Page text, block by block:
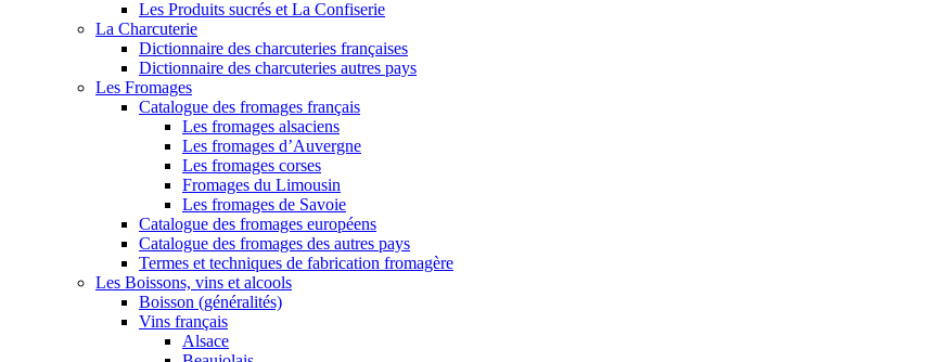
Les Produits sucrés et La Confiserie
La Charcuterie
Dictionnaire des charcuteries françaises
Dictionnaire des charcuteries autres pays
Les Fromages
Catalogue des fromages français
Les fromages alsaciens
Les fromages d’Auvergne
Les fromages corses
Fromages du Limousin
Les fromages de Savoie
Catalogue des fromages européens
Catalogue des fromages des autres pays
Termes et techniques de fabrication fromagère
Les Boissons, vins et alcools
Boisson (généralités)
Vins français
Alsace